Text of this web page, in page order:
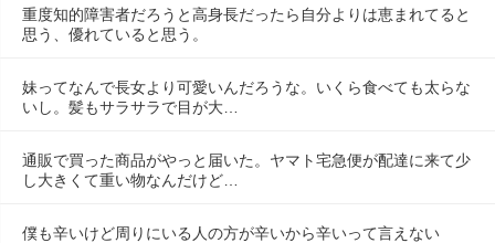
重度知的障害者だろうと高身長だったら自分よりは恵まれてると
思う、優れていると思う。
妹ってなんで長女より可愛いんだろうな。いくら食べても太らな
いし。髪もサラサラで目が大…
通販で買った商品がやっと届いた。ヤマト宅急便が配達に来て少
し大きくて重い物なんだけど…
僕も辛いけど周りにいる人の方が辛いから辛いって言えない